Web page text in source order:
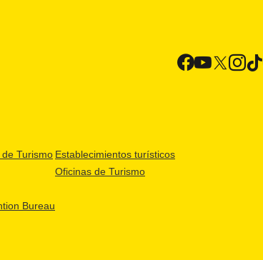
Turismo
Bureau
Establecimientos turísticos
Oficinas de Turismo